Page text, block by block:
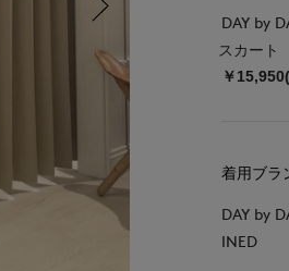
スカート
￥
着用ブラ
DAY by
INED